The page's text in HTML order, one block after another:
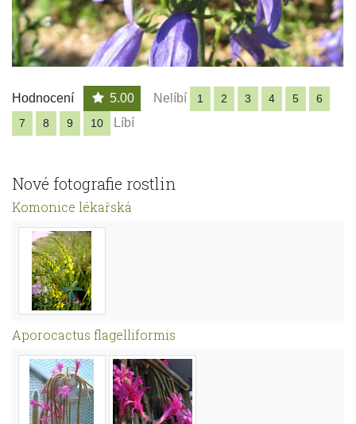
Hodnocení 5.00 Nelíbí 1 2 3 4 5
6
7
8 9 10 Líbí
Nové fotografie rostlin
Komonice lékařská
Aporocactus flagelliformis